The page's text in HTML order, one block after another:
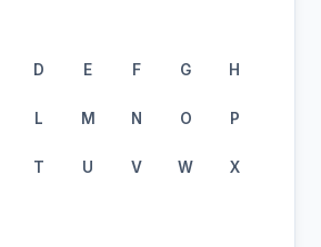
D E F G H
L M N O P
T U V W X